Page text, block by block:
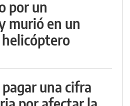
por un
murió en un
una cifra